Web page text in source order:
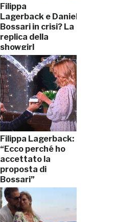
Filippa
Lagerback e Daniele
Bossari in crisi? La
replica della
showgirl
Filippa Lagerback:
“Ecco perché ho
accettato la
proposta di
Bossari”